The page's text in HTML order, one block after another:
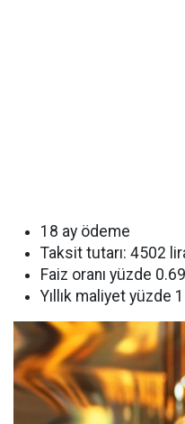
18 ay ödeme
Taksit tutarı: 4502
Faiz oranı yüzde 0.69
Yıllık maliyet yüzde